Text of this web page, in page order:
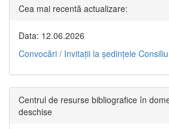
Cea mai recentă actualizare:
Data: 12.06.2026
Convocări / Invitaţii la şedinţele
Centrul de resurse bibliografice în
deschise